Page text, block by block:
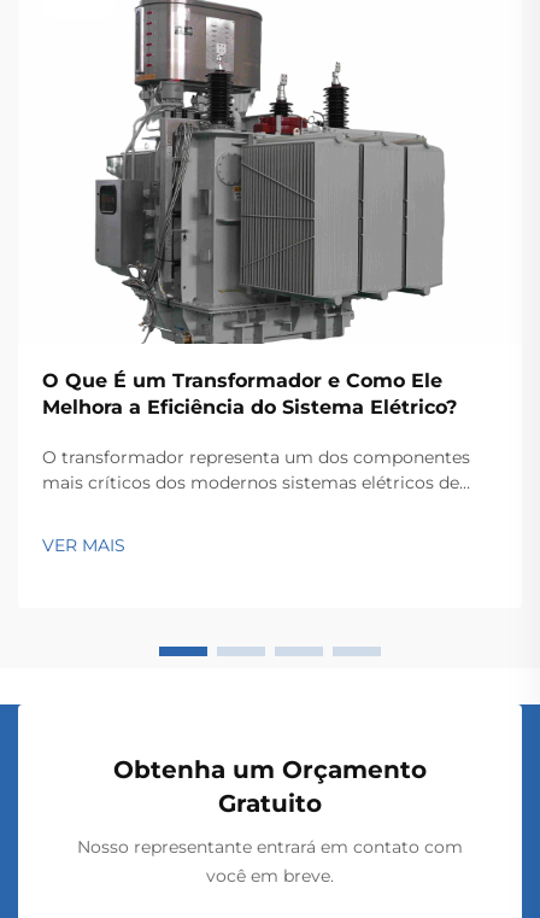
O Que É um Transformador e Como Ele
Melhora a Eficiência do Sistema Elétrico?
O transformador representa um dos componentes
mais críticos dos modernos sistemas elétricos de
longo de extensas redes. Esses dispositivos
VER MAIS
Obtenha um Orçamento
Gratuito
Nosso representante entrará em contato com
você em breve.